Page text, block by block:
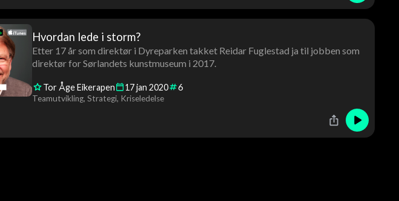
Hvordan lede i storm?
Etter 17 år som direktør i Dyreparken takket Reidar Fuglestad ja til jobben som
direktør for Sørlandets kunstmuseum i 2017.
Tor Åge Eikerapen 17jan 2020 6
Teamutvikling Strategi Kriseledelse